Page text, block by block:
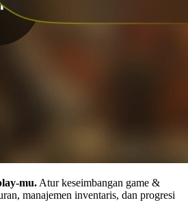
mu. Atur keseimbangan game &
manajemen inventaris, dan progresi